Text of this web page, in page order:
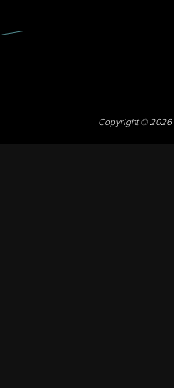
Copyright © 2026